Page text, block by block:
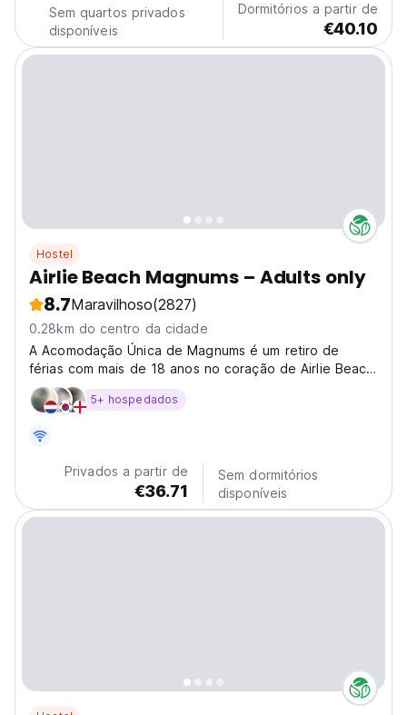
Sem quartos privados
disponíveis
Dormitórios a partir de
€40.10
Hostel
Airlie Beach Magnums – Adults only
8.7Maravilhoso(2827)
0.28km do centro da cidade
A Acomodação Única de Magnums é um retiro de
férias com mais de 18 anos no coração de Airlie Beach.
Perto de tudo. O Magnums oferece uma ampla gama
de acomodações, adequadas a todos os orçamentos,
quartos privados...
5+ hospedados
Privados a partir de
€36.71
Sem dormitórios
disponíveis